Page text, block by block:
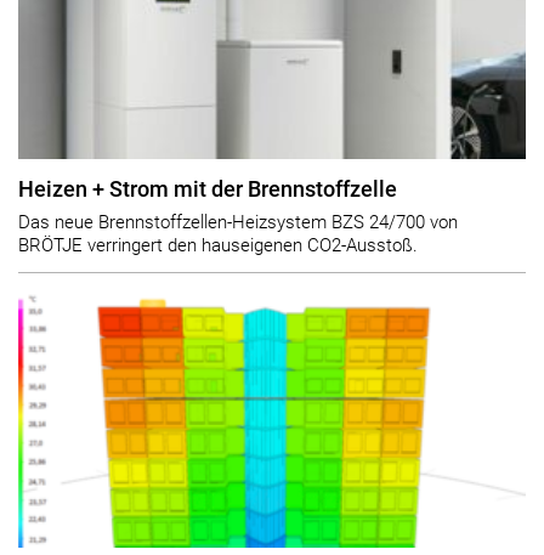
Heizen + Strom mit der Brennstoffzelle
Das neue Brennstoffzellen-Heizsystem BZS 24/700 von
BRÖTJE verringert den hauseigenen CO2-Ausstoß.